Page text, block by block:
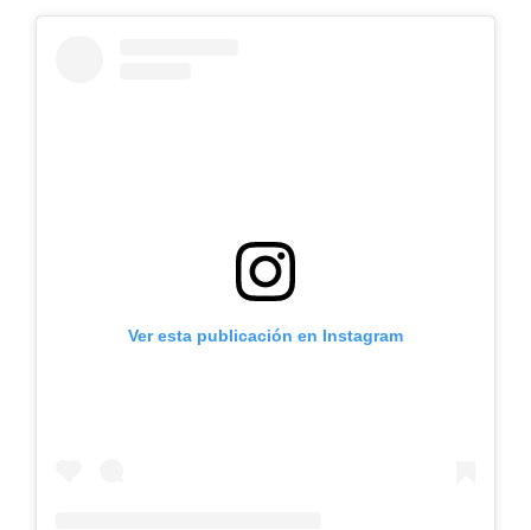
Ver esta publicación en Instagram